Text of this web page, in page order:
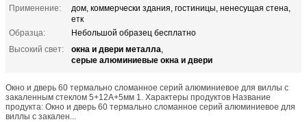
Применение:
дом, коммерчески здания, гостиницы, ненесущая стена,
етк
Образца:
Небольшой образец бесплатно
Высокий свет:
окна и двери металла,
серые алюминиевые окна и двери
Окно и дверь 60 термально сломанное серий алюминиевое для виллы с
закаленным стеклом 5+12А+5мм 1. Характеры продуктов Название
продукта: Окно и дверь 60 термально сломанное серий алюминиевое для
виллы с закален...